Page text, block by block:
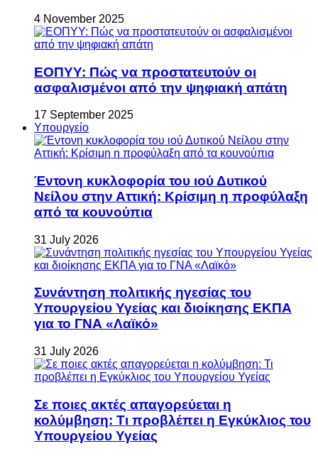
4 November 2025
ΕΟΠΥΥ: Πώς να προστατευτούν οι
ασφαλισμένοι από την ψηφιακή απάτη
17 September 2025
Υπουργείο
Έντονη κυκλοφορία του ιού Δυτικού
Νείλου στην Αττική: Κρίσιμη η προφύλαξη
από τα κουνούπια
31 July 2026
Συνάντηση πολιτικής ηγεσίας του
Υπουργείου Υγείας και διοίκησης ΕΚΠΑ
για το ΓΝΑ «Λαϊκό»
31 July 2026
Σε ποιες ακτές απαγορεύεται η
κολύμβηση: Τι προβλέπει η Εγκύκλιος του
Υπουργείου Υγείας